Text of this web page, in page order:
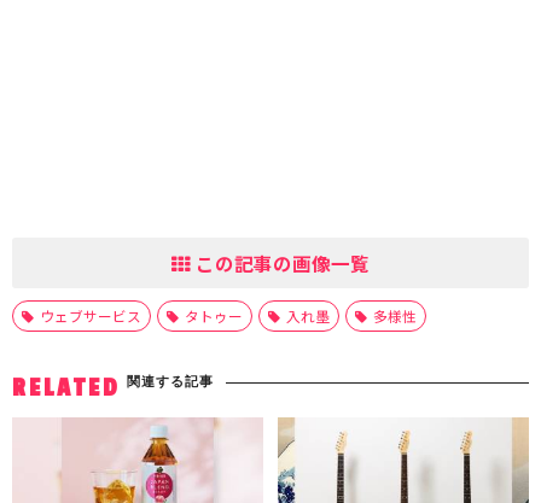
この記事の画像一覧
ウェブサービス タトゥー 入れ墨 多様性
RELATED 関連する記事